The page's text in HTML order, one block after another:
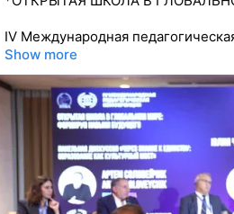
IV Международная
Show more